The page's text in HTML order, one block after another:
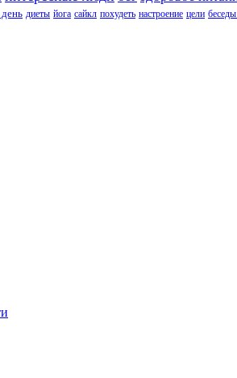
диеты йога сайкл похудеть настроение цели